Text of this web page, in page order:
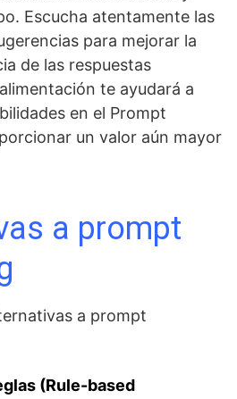
Escucha atentamente las
para mejorar la
de las respuestas
te ayudará a
en el Prompt
un valor aún mayor
a prompt
a prompt
(Rule-based